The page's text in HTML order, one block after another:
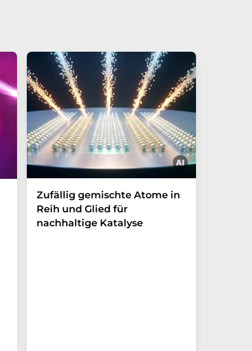
Zufällig gemischte Atome in
Reih und Glied für
nachhaltige Katalyse